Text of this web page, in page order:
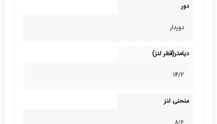
دور
دوردار
دیامتر(قطر لنز)
14/2
منحنی لنز